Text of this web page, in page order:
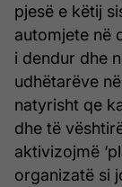
pjesë e këtij
automjete në
i dendur dhe
udhëtarëve
natyrisht qe
dhe të
aktivizojmë
organizatë si